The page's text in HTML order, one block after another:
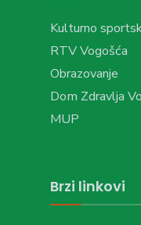
Kulturno
RTV Vogošća
Obrazovanje
Dom Zdravlja
MUP
Brzi linkovi